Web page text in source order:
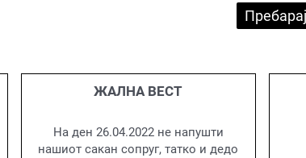
Пребарај
ЖАЛНА ВЕСТ
На ден 26.04.2022 не напушти
нашиот сакан сопруг, татко и дедо